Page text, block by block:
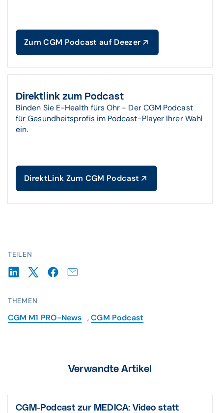
TEILEN
THEMEN
CGM M1 PRO-News ,CGM Podcast
Zum CGM Podcast auf Deezer
Direktlink zum Podcast
Binden Sie E-Health fürs Ohr - Der CGM Podcast
für Gesundheitsprofis im Podcast-Player Ihrer Wahl
ein.
DirektLink Zum CGM Podcast
Verwandte Artikel
CGM-Podcast zur MEDICA: Video statt